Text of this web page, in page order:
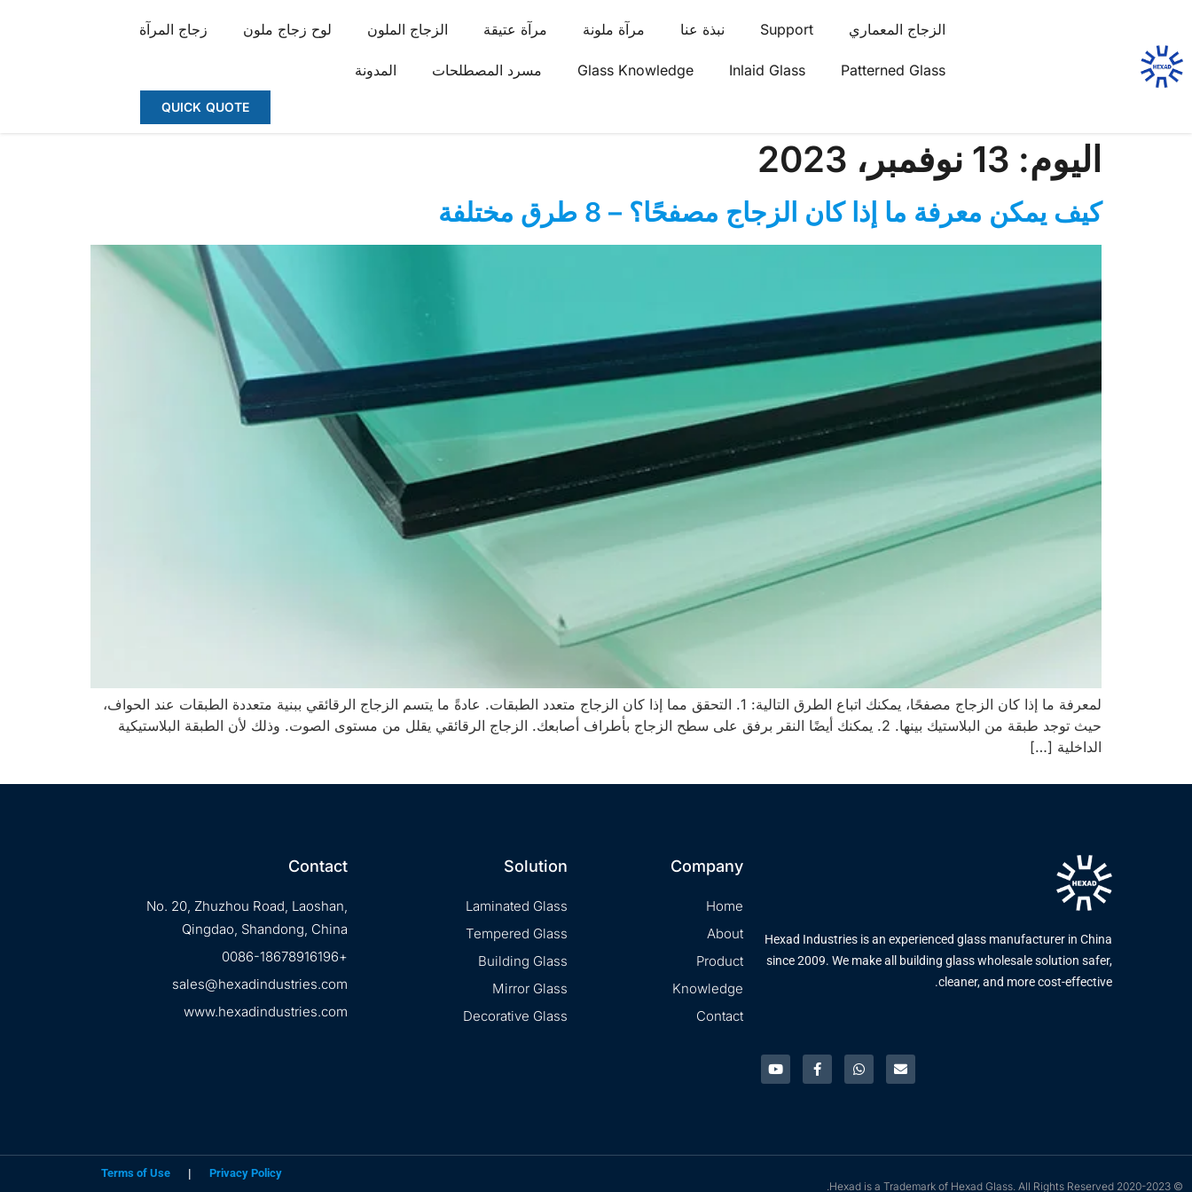
الزجاج المعماري Support نبذة عنا مرآة ملونة مرآة عتيقة الزجاج الملون لوح زجاج ملون زجاج المرآة
Patterned Glass
Inlaid Glass
Glass Knowledge مسرد المصطلحات المدونة
QUICK QUOTE
اليوم: 13 نوفمبر، 2023
كيف يمكن معرفة ما إذا كان الزجاج مصفحًا؟ – 8 طرق مختلفة
لمعرفة ما إذا كان الزجاج مصفحًا، يمكنك اتباع الطرق التالية: 1. التحقق مما إذا كان الزجاج متعدد الطبقات. عادةً ما يتسم الزجاج الرقائقي ببنية متعددة الطبقات عند الحواف،
حيث توجد طبقة من البلاستيك بينها. 2. يمكنك أيضًا النقر برفق على سطح الزجاج بأطراف أصابعك. الزجاج الرقائقي يقلل من مستوى الصوت. وذلك لأن الطبقة البلاستيكية
الداخلية […]
Hexad Industries is an experienced glass manufacturer in China
since 2009. We make all building glass wholesale solution safer,
cleaner, and more cost-effective.
Company
Home
About
Product
Knowledge
Contact
Solution
Laminated Glass
Tempered Glass
Building Glass
Mirror Glass
Decorative Glass
Contact
No. 20, Zhuzhou Road, Laoshan,
Qingdao, Shandong, China
+0086-18678916196
sales@hexadindustries.com
www.hexadindustries.com
© 2020-2023 Hexad is a Trademark of Hexad Glass. All Rights Reserved.
Privacy Policy
|
Terms of Use